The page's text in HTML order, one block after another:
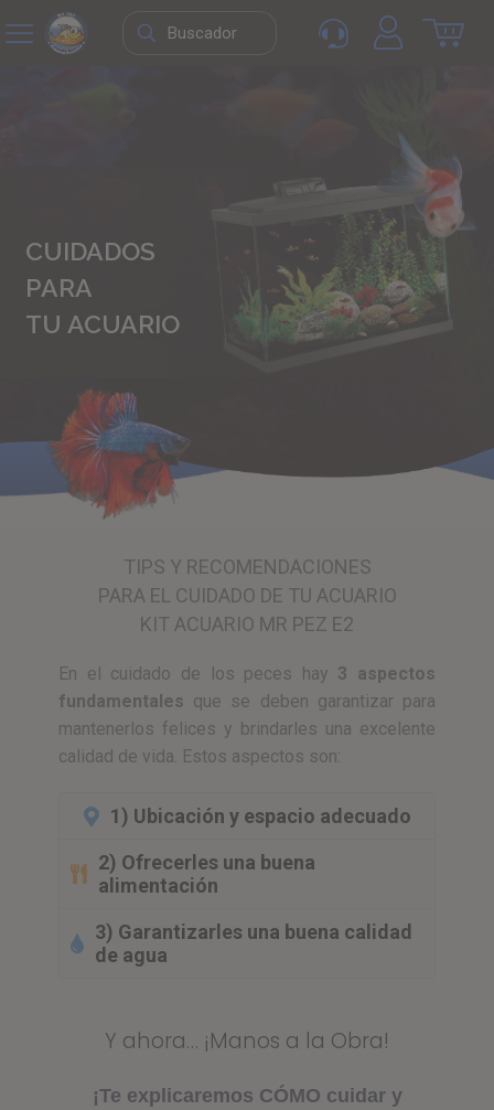
CUIDADOS
PARA
TU ACUARIO
TIPS Y RECOMENDACIONES
PARA EL CUIDADO DE TU ACUARIO
KIT ACUARIO MR PEZ E2
En el cuidado de los peces hay 3 aspectos
fundamentales que se deben garantizar para
mantenerlos felices y brindarles una excelente
calidad de vida. Estos aspectos son:
1) Ubicación y espacio adecuado
2) Ofrecerles una buena
alimentación
3) Garantizarles una buena calidad
de agua
Y ahora… ¡Manos a la Obra!
¡Te explicaremos CÓMO cuidar y